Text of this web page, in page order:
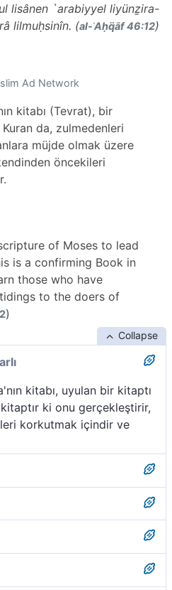
lisânen `arabiyyel liyünẕira-
lilmuḥsinîn. (al-ʾAḥq̈āf 46:12)
Ad Network
kitabı (Tevrat), bir
da, zulmedenleri
müjde olmak üzere
öncekileri
of Moses to lead
is a confirming Book in
those who have
to the doers of
)
Collapse
kitabı, uyulan bir kitaptı
ki onu gerçekleştirir,
korkutmak içindir ve
ve rehber olarak Musa´nın
da, zulmedenleri uyarmak ve
üzere Arap lisanıyla
(imam) ve bir rahmet
Bu da, zulmedenleri
bir müjde olmak
doğrulayıcı ve
ve bir rahmet olduğu
vardı. İşte bu (Kur’an)